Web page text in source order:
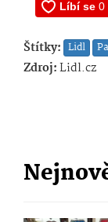
Štítky: Lidl
Zdroj:Lidl.cz